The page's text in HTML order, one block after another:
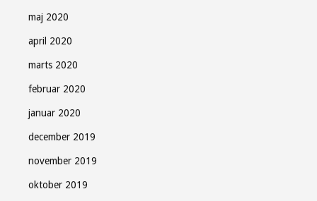
maj 2020
april 2020
marts 2020
februar 2020
januar 2020
december 2019
november 2019
oktober 2019